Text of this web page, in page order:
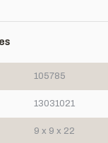
105785
13031021
9 x 9 x 22